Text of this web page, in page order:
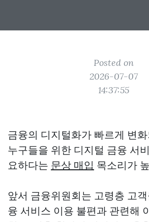
Posted on
2026-07-07
14:37:55
금융의 디지털화가 빠르게 변
누구들을 위한 디지털 금융 서
요하다는 문상 매입 목소리가
앞서 금융위원회는 고령층 고
융 서비스 이용 불편과 관련해